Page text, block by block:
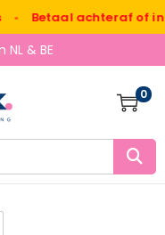
Betaal achteraf of in
& BE
0